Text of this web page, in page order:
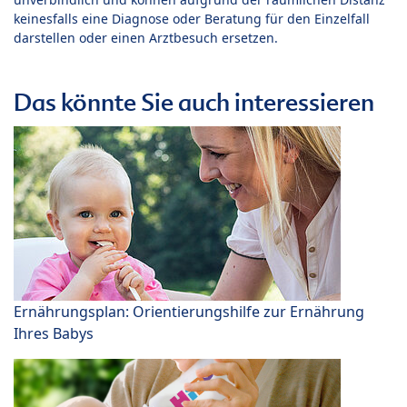
keinesfalls eine Diagnose oder Beratung für den Einzelfall
darstellen oder einen Arztbesuch ersetzen.
Das könnte Sie auch interessieren
Ernährungsplan: Orientierungshilfe zur Ernährung
Ihres Babys